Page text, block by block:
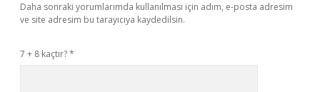
Daha sonraki yorumlarımda kullanılması için adım, e-posta adresim
ve site adresim bu tarayıcıya kaydedilsin.
7 + 8 kaçtır?*